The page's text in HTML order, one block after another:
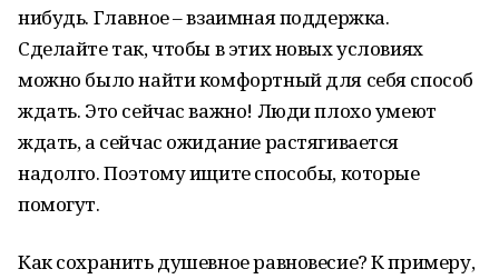
нибудь. Главное – взаимная поддержка.
Сделайте так, чтобы в этих новых условиях
можно было найти комфортный для себя способ
ждать. Это сейчас важно! Люди плохо умеют
ждать, а сейчас ожидание растягивается
надолго. Поэтому ищите способы, которые
помогут.
Как сохранить душевное равновесие? К примеру,